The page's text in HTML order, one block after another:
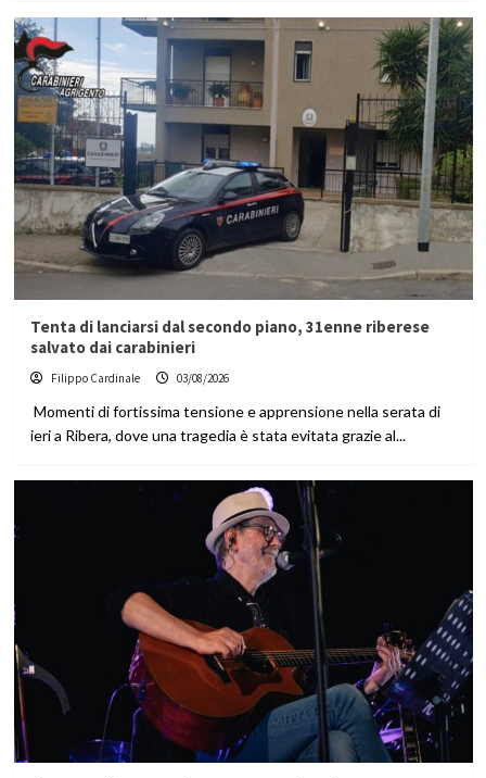
Tenta di lanciarsi dal secondo piano, 31enne riberese
salvato dai carabinieri
Filippo Cardinale 03/08/2026
Momenti di fortissima tensione e apprensione nella serata di
ieri a Ribera, dove una tragedia è stata evitata grazie al...